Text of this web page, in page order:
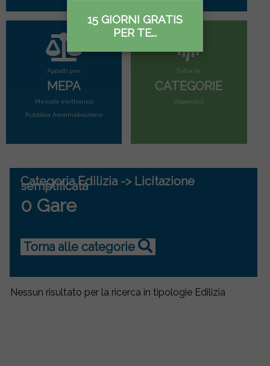
15 GIORNI GRATIS
PER TE...
Appalti per:
MEPA
Mercato elettronico
Pubblica Amministrazione
Tutte le:
CATEGORIE
Disponibili
Categoria Edilizia -> Licitazione
semplificata
0 Gare
Torna alle categorie
Nessun risultato per la ricerca in tipologie Edilizia